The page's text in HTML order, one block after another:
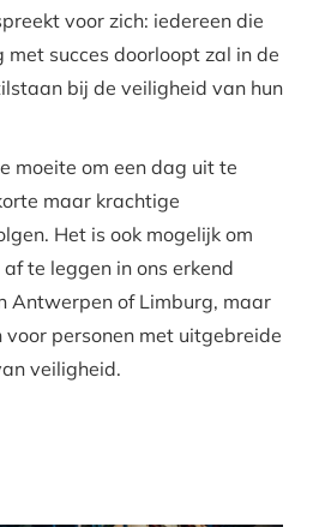
voor zich: iedereen die
succes doorloopt zal in de
bij de veiligheid van hun
moeite om een dag uit te
maar krachtige
Het is ook mogelijk om
af te leggen in ons erkend
Antwerpen of Limburg, maar
personen met uitgebreide
veiligheid.